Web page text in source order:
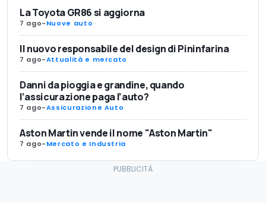
La Toyota GR86 si aggiorna
7 ago-Nuove auto
Il nuovo responsabile del design di Pininfarina
7 ago-Attualità e mercato
Danni da pioggia e grandine, quando
l’assicurazione paga l’auto?
7 ago-Assicurazione Auto
Aston Martin vende il nome "Aston Martin"
7 ago-Mercato e Industria